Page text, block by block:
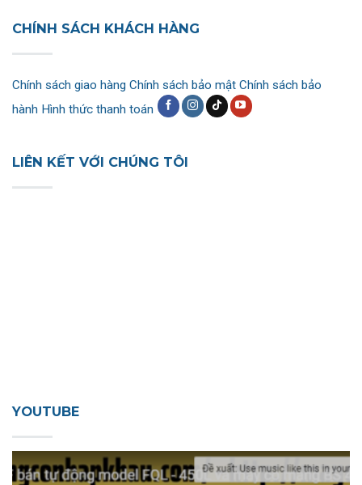
CHÍNH SÁCH KHÁCH HÀNG
Chính sách giao hàng Chính sách bảo mật Chính sách bảo
hành Hình thức thanh toán
LIÊN KẾT VỚI CHÚNG TÔI
YOUTUBE